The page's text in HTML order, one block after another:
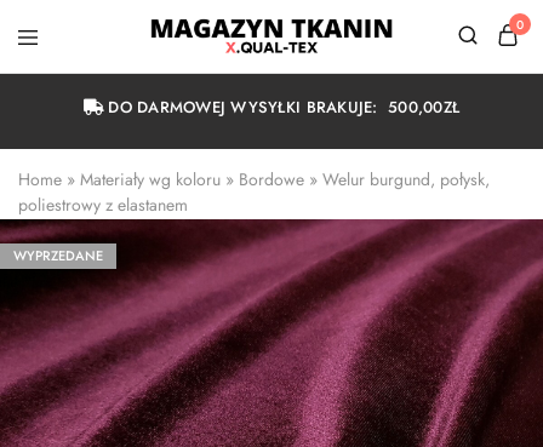
Magazyn
Warszawa
0
DO DARMOWEJ WYSYŁKI BRAKUJE:500,00ZŁ
Home » Materiały wg koloru » Bordowe » Welur burgund, połysk,
poliestrowy z elastanem
WYPRZEDANE